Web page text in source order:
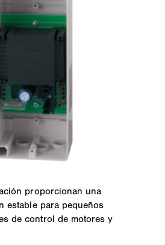
proporcionan una
estable para pequeños
de control de motores y